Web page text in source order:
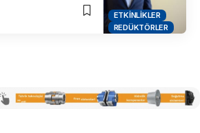
ETKINLIKLER
REDÜKTÖRLER